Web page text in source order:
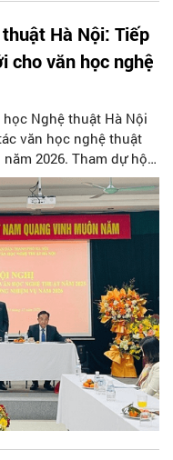
Hà Nội: Tiếp
cho văn học nghệ
Nghệ thuật Hà Nội
văn học nghệ thuật
2026. Tham dự hội
đốc sở Văn hóa và
- Trưởng phòng Văn
ủy Hà Nội. Về phía Hội
có NSND Trần Quốc
Ban Chấp hành,
chuyên ngành, đại diện